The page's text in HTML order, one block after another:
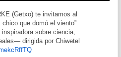
(Getxo) te invitamos al
que domó el viento”
sobre ciencia,
dirigida por Chiwetel